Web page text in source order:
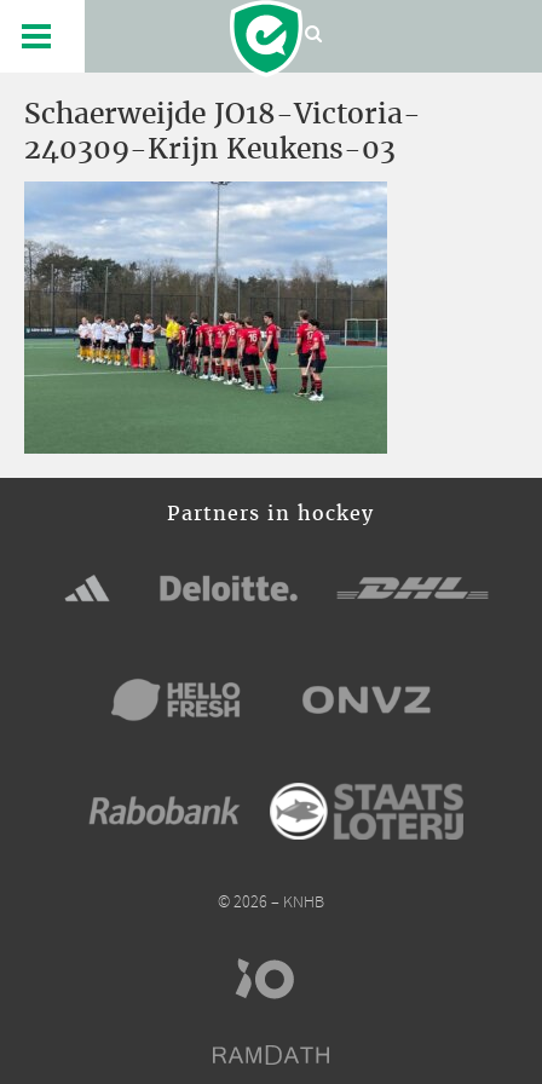
Schaerweijde JO18-Victoria-
240309-Krijn Keukens-03
Partners in hockey
© 2026 – KNHB